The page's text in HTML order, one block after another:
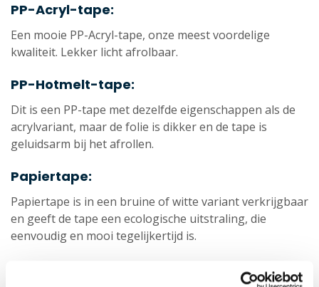
PP-Acryl-tape:
Een mooie PP-Acryl-tape, onze meest voordelige
kwaliteit. Lekker licht afrolbaar.
PP-Hotmelt-tape:
Dit is een PP-tape met dezelfde eigenschappen als de
acrylvariant, maar de folie is dikker en de tape is
geluidsarm bij het afrollen.
Papiertape:
Papiertape is in een bruine of witte variant verkrijgbaar
en geeft de tape een ecologische uitstraling, die
eenvoudig en mooi tegelijkertijd is.